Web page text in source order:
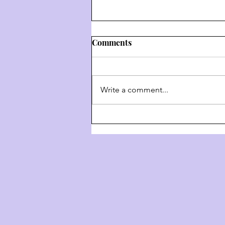
- The 4 Behaviors Of G-D
Comments
Write a comment...